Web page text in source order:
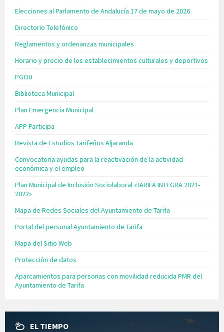
Elecciones al Parlamento de Andalucía 17 de mayo de 2026
Directorio Telefónico
Reglamentos y ordenanzas municipales
Horario y precio de los establecimientos culturales y deportivos
PGOU
Biblioteca Municipal
Plan Emergencia Municipal
APP Participa
Revista de Estudios Tarifeños Aljaranda
Convocatoria ayudas para la reactivación de la actividad
económica y el empleo
Plan Municipal de Inclusión Sociolaboral «TARIFA INTEGRA 2021-
2022»
Mapa de Redes Sociales del Ayuntamiento de Tarifa
Portal del personal Ayuntamiento de Tarifa
Mapa del Sitio Web
Protección de datos
Aparcamientos para personas con movilidad reducida PMR del
Ayuntamiento de Tarifa
EL TIEMPO